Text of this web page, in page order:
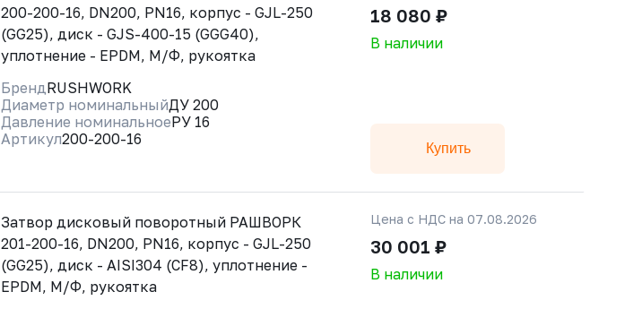
200-200-16, DN200, PN16, корпус - GJL-250
(GG25), диск - GJS-400-15 (GGG40),
уплотнение - EPDM, М/Ф, рукоятка
БрендRUSHWORK
Диаметр номинальныйДУ 200
Давление номинальноеРУ 16
Артикул200-200-16
18 080 ₽
В наличии
Купить
Затвор дисковый поворотный РАШВОРК
201-200-16, DN200, PN16, корпус - GJL-250
(GG25), диск - AISI304 (CF8), уплотнение -
EPDM, М/Ф, рукоятка
Цена с НДС на 07.08.2026
30 001 ₽
В наличии